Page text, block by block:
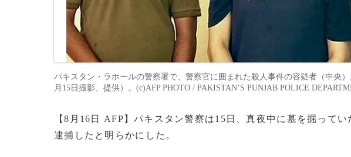
パキスタン・ラホールの警察署で、警察官に囲まれた殺人事件の容疑者（中央
月15日撮影、提供）。(c)AFP PHOTO / PAKISTAN’S PUNJAB POLICE
【8月16日 AFP】パキスタン警察は15日、真夜中に墓を掘って
逮捕したと明らかにした。